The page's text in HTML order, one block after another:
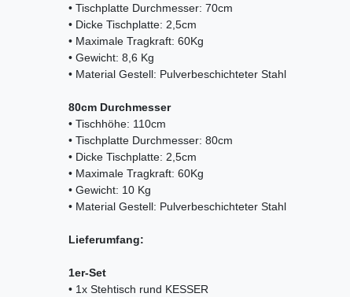
• Tischplatte Durchmesser: 70cm
• Dicke Tischplatte: 2,5cm
• Maximale Tragkraft: 60Kg
• Gewicht: 8,6 Kg
• Material Gestell: Pulverbeschichteter Stahl
80cm Durchmesser
• Tischhöhe: 110cm
• Tischplatte Durchmesser: 80cm
• Dicke Tischplatte: 2,5cm
• Maximale Tragkraft: 60Kg
• Gewicht: 10 Kg
• Material Gestell: Pulverbeschichteter Stahl
Lieferumfang:
1er-Set
• 1x Stehtisch rund KESSER